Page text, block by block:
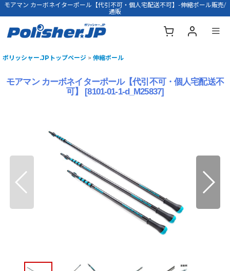
モアマン カーボネイターポール【代引不可・個人宅配送不可】-伸縮ポール販売/
通販
ポリッシャー.JPトップページ > 伸縮ポール
モアマン カーボネイターポール【代引不可・個人宅配送不
可】
[8101-01-1-d_M25837]